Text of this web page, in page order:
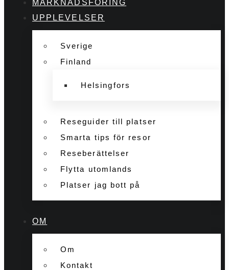
MARKNADSFÖRING
UPPLEVELSER
Sverige
Finland
Helsingfors
Reseguider till platser
Smarta tips för resor
Reseberättelser
Flytta utomlands
Platser jag bott på
OM
Om
Kontakt